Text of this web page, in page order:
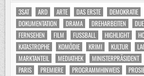
3SAT ARD ARTE DAS ERSTE DEMOKRATIE
DOKUMENTATION
DRAMA DREHARBEITEN
FERNSEHEN
FILM FUSSBALL HIGHLIGHT
KATASTROPHE
KOMÖDIE KRIMI KULTUR
MARKTANTEIL
MEDIATHEK MINISTERPRÄSIDENT
PARIS
PREMIERE PROGRAMMHINWEIS